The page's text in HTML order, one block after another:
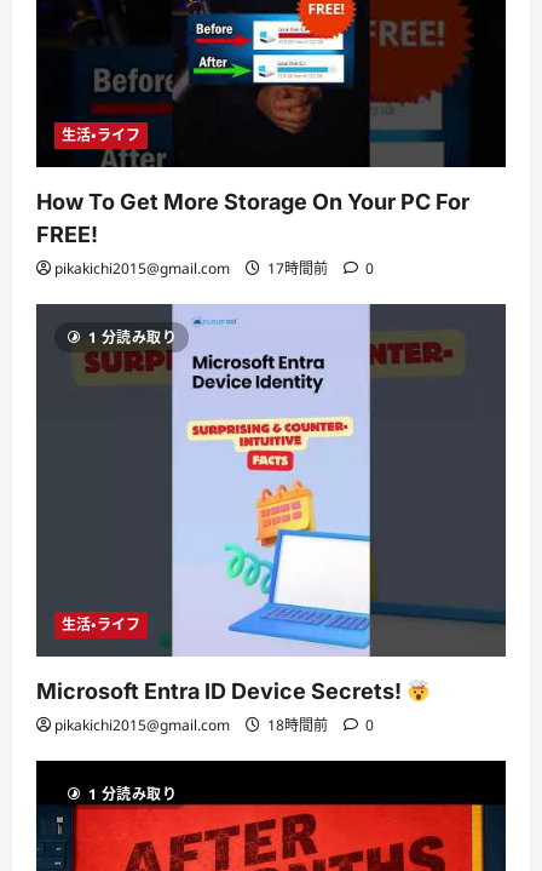
生活・ライフ
How To Get More Storage On Your PC For
FREE!
pikakichi2015@gmail.com 17時間前 0
1 分読み取り
生活・ライフ
Microsoft Entra ID Device Secrets!
pikakichi2015@gmail.com 18時間前 0
1 分読み取り